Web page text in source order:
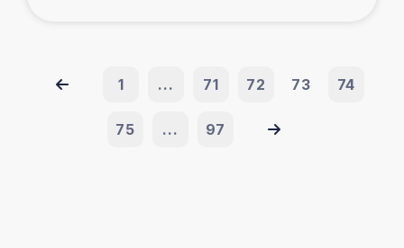
1 ... 71 72 73 74
75 ... 97